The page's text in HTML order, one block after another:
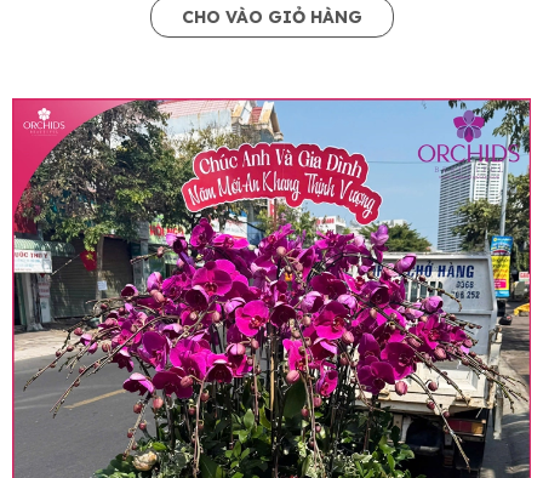
CHO VÀO GIỎ HÀNG